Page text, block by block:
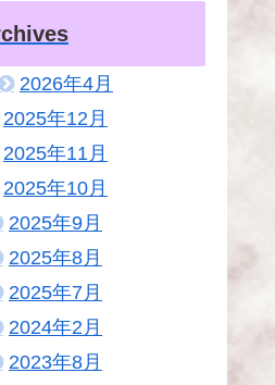
2026年4月
2025年12月
2025年11月
2025年10月
2025年9月
2025年8月
2025年7月
2024年2月
2023年8月